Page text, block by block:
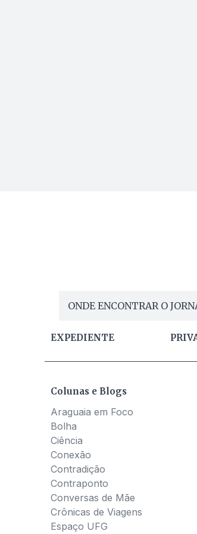
ONDE ENCONTRAR O
EXPEDIENTE
Colunas e Blogs
Araguaia em Foco
Bolha
Ciência
Conexão
Contradição
Contraponto
Conversas de Mãe
Crônicas de Viagens
Espaço UFG